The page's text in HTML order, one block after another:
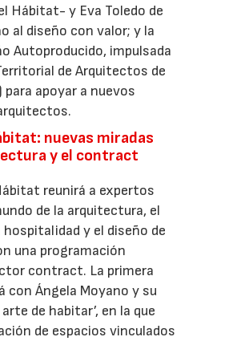
Hábitat- y Eva Toledo de
al diseño con valor; y la
Autoproducido, impulsada
de Arquitectos de
para apoyar a nuevos
nuevas miradas
y el contract
reunirá a expertos
de la arquitectura, el
y el diseño de
una programación
contract. La primera
con Ángela Moyano y su
de habitar’, en la que
de espacios vinculados